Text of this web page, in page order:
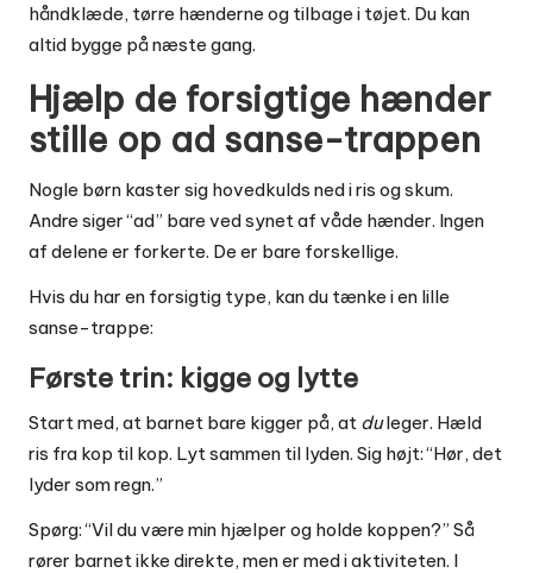
håndklæde, tørre hænderne og tilbage i tøjet. Du kan
altid bygge på næste gang.
Hjælp de forsigtige hænder
stille op ad sanse-trappen
Nogle børn kaster sig hovedkulds ned i ris og skum.
Andre siger “ad” bare ved synet af våde hænder. Ingen
af delene er forkerte. De er bare forskellige.
Hvis du har en forsigtig type, kan du tænke i en lille
sanse-trappe:
Første trin: kigge og lytte
Start med, at barnet bare kigger på, at duleger. Hæld
ris fra kop til kop. Lyt sammen til lyden. Sig højt: “Hør, det
lyder som regn.”
Spørg: “Vil du være min hjælper og holde koppen?” Så
rører barnet ikke direkte, men er med i aktiviteten. I